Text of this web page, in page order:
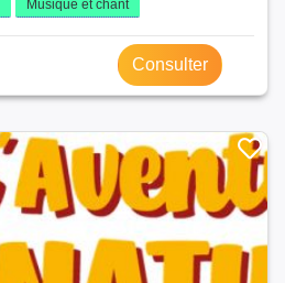
Musique et chant
Consulter